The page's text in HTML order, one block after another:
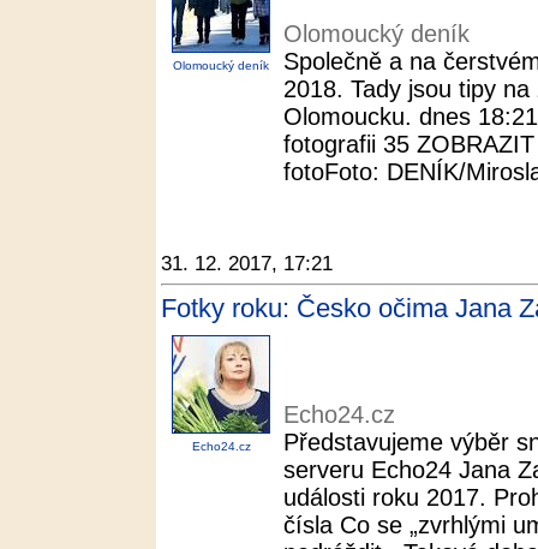
Olomoucký deník
Olomoucký deník
Společně a na
2018. Tady jsou tipy
Olomoucku. dnes
fotografii 35
fotoFoto: DENÍK/
31. 12. 2017, 17:21
Fotky roku: Česko očima Jana
Echo24.cz
Echo24.cz
Představujeme výběr
serveru Echo24 Jana
události roku 2017.
čísla Co se „zvrhlými